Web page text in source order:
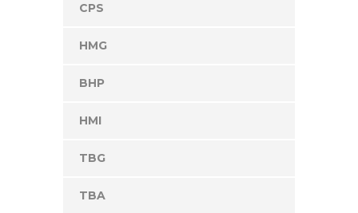
CPS
HMG
BHP
HMI
TBG
TBA